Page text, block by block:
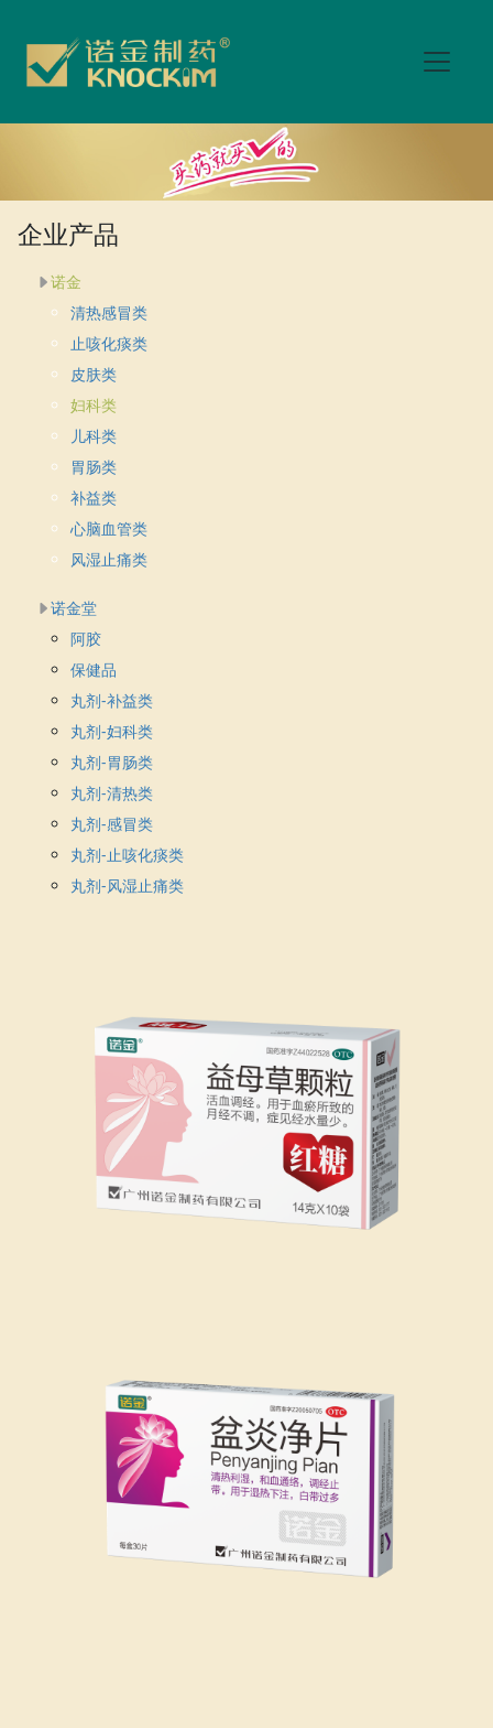
企业产品
诺金
清热感冒类
止咳化痰类
皮肤类
妇科类
儿科类
胃肠类
补益类
心脑血管类
风湿止痛类
诺金堂
阿胶
保健品
丸剂-补益类
丸剂-妇科类
丸剂-胃肠类
丸剂-清热类
丸剂-感冒类
丸剂-止咳化痰类
丸剂-风湿止痛类